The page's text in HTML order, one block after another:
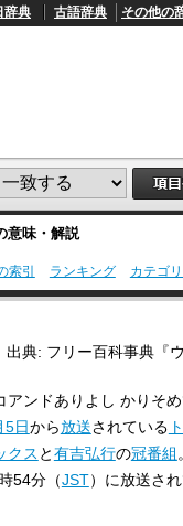
辞典 古語辞典 その他の
意味・解説
L
d
e
4
9
4
5
%
索引 ランキング カテゴ
出典: フリー百科事典『
アンドありよし かりそ
5日から放送されている
クス と有吉弘行の冠番組 。
54分（JST）に放送さ